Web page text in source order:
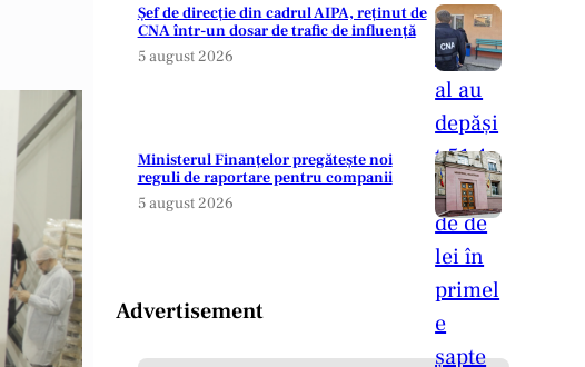
Șef de direcție din cadrul AIPA, reținut de
CNA într-un dosar de trafic de influență
5 august 2026
Ministerul Finanțelor pregătește noi
reguli de raportare pentru companii
5 august 2026
Advertisement